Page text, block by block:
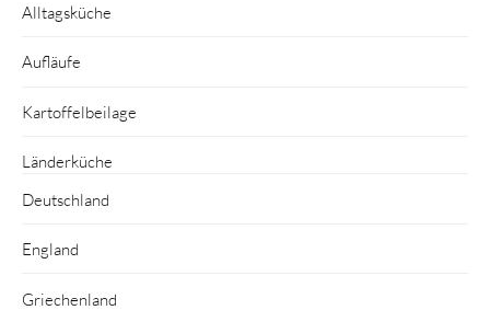
Alltagsküche
Aufläufe
Kartoffelbeilage
Länderküche
Deutschland
England
Griechenland